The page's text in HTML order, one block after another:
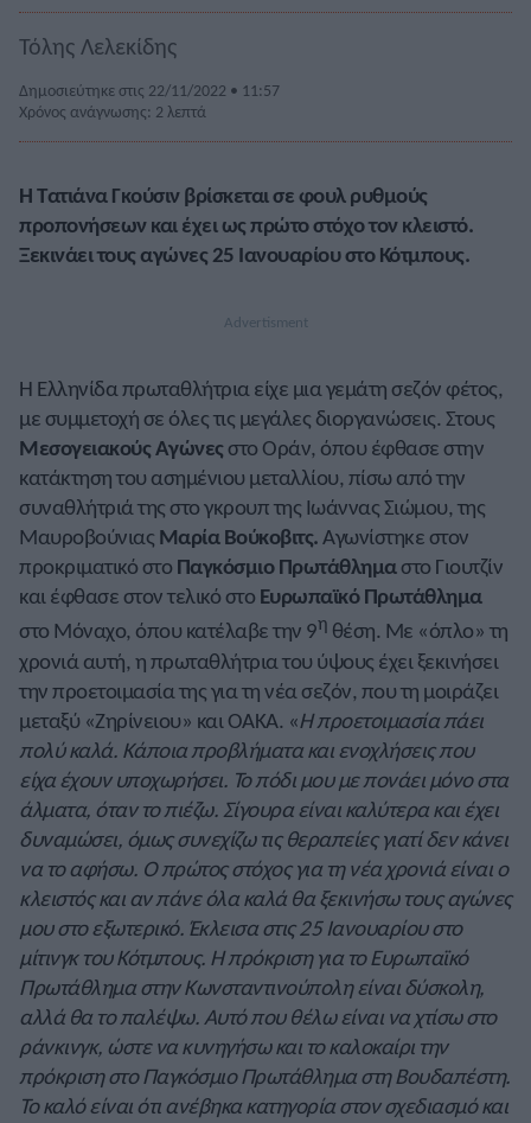
Τόλης Λελεκίδης
Δημοσιεύτηκε στις 22/11/2022 • 11:57
Χρόνος ανάγνωσης: 2 λεπτά
Η Τατιάνα Γκούσιν βρίσκεται σε φουλ ρυθμούς
προπονήσεων και έχει ως πρώτο στόχο τον κλειστό.
Ξεκινάει τους αγώνες 25 Ιανουαρίου στο Κότμπους.
Η Ελληνίδα πρωταθλήτρια είχε μια γεμάτη σεζόν φέτος,
με συμμετοχή σε όλες τις μεγάλες διοργανώσεις. Στους
Μεσογειακούς Αγώνεςστο Οράν, όπου έφθασε στην
κατάκτηση του ασημένιου μεταλλίου, πίσω από την
συναθλήτριά της στο γκρουπ της Ιωάννας Σιώμου, της
Μαυροβούνιας Μαρία Βούκοβιτς.Αγωνίστηκε στον
προκριματικό στο Παγκόσμιο Πρωτάθλημαστο Γιουτζίν
και έφθασε στον τελικό στο Ευρωπαϊκό Πρωτάθλημα
στο Μόναχο, όπου κατέλαβε την 9η θέση. Με «όπλο» τη
χρονιά αυτή, η πρωταθλήτρια του ύψους έχει ξεκινήσει
την προετοιμασία της για τη νέα σεζόν, που τη μοιράζει
μεταξύ «Ζηρίνειου» και ΟΑΚΑ. «Η προετοιμασία πάει
πολύ καλά. Κάποια προβλήματα και ενοχλήσεις που
είχα έχουν υποχωρήσει. Το πόδι μου με πονάει μόνο στα
άλματα, όταν το πιέζω. Σίγουρα είναι καλύτερα και έχει
δυναμώσει, όμως συνεχίζω τις θεραπείες γιατί δεν κάνει
να το αφήσω. Ο πρώτος στόχος για τη νέα χρονιά είναι ο
κλειστός και αν πάνε όλα καλά θα ξεκινήσω τους αγώνες
μου στο εξωτερικό. Έκλεισα στις 25 Ιανουαρίου στο
μίτινγκ του Κότμπους. Η πρόκριση για το Ευρωπαϊκό
Πρωτάθλημα στην Κωνσταντινούπολη είναι δύσκολη,
αλλά θα το παλέψω. Αυτό που θέλω είναι να χτίσω στο
ράνκινγκ, ώστε να κυνηγήσω και το καλοκαίρι την
πρόκριση στο Παγκόσμιο Πρωτάθλημα στη Βουδαπέστη.
Το καλό είναι ότι ανέβηκα κατηγορία στον σχεδιασμό και